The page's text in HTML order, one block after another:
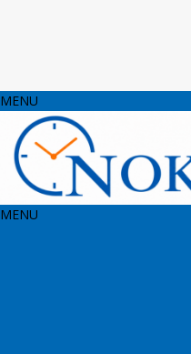
MENU
MENU